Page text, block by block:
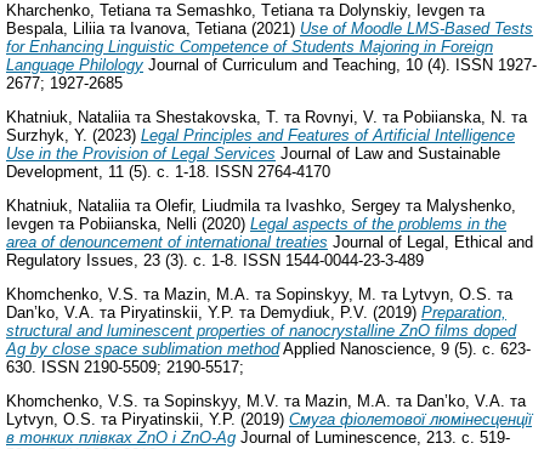
Kharchenko, Tetianaта Semashko, Tеtіanaта Dolynskiy, Ievgen та
Bespala, Liliiaта Ivanova, Tetiana(2021) Use of Moodle LMS-Based Tests
for Enhancing Linguistic Competence of Students Majoring in Foreign
Language Philology Journal of Curriculum and Teaching, 10 (4). ISSN 1927-
2677; 1927-2685
Khatniuk, Nataliiaта Shestakovska, T. та Rovnyi, V. та Pobiianska, N. та
Surzhyk, Y. (2023) Legal Principles and Features of Artificial Intelligence
Use in the Provision of Legal Services Journal of Law and Sustainable
Development, 11 (5). с. 1-18. ISSN 2764-4170
Khatniuk, Nataliiaта Olefir, Liudmilaта Ivashko, Sergey та Malyshenko,
Ievgen та Pobiianska, Nelli (2020) Legal aspects of the problems in the
area of denouncement of international treaties Journal of Legal, Ethical and
Regulatory Issues, 23 (3). с. 1-8. ISSN 1544-0044-23-3-489
Khomchenko, V.S. та Mazin, M.A. та Sopinskyy, M. та Lytvyn, O.S. та
Dan’ko, V.A. та Piryatinskii, Y.P. та Demydiuk, P.V. (2019) Preparation,
structural and luminescent properties of nanocrystalline ZnO films doped
Ag by close space sublimation methodApplied Nanoscience, 9 (5). с. 623-
630. ISSN 2190-5509; 2190-5517;
Khomchenko, V.S. та Sopinskyy, M.V. та Mazin, M.A. та Dan’ko, V.A. та
Lytvyn, O.S. та Piryatinskii, Y.P. (2019) Смуга фіолетової люмінесценції
в тонких плівках ZnO і ZnO-Ag Journal of Luminescence, 213. с. 519-